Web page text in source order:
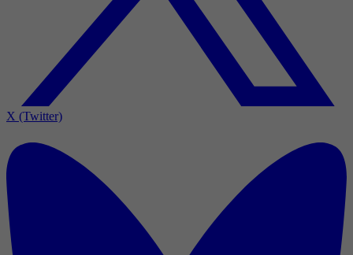
X (Twitter)